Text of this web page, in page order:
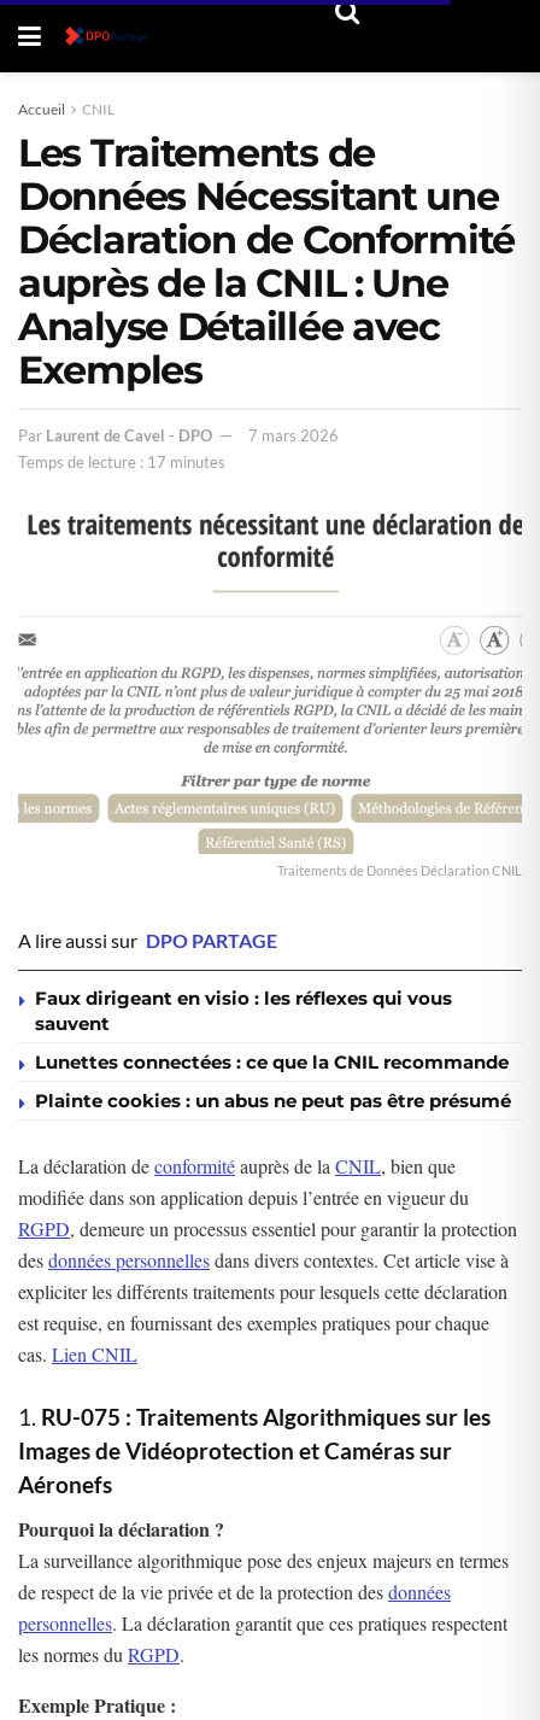
Accueil CNIL
Les Traitements de
Données Nécessitant une
Déclaration de Conformité
auprès de la CNIL : Une
Analyse Détaillée avec
Exemples
Par Laurent de Cavel - DPO
7 mars 2026
Temps de lecture : 17 minutes
Traitements de Données Déclaration CNIL
A lire aussi sur DPO PARTAGE
Faux dirigeant en visio : les réflexes qui vous
sauvent
Lunettes connectées : ce que la CNIL recommande
Plainte cookies : un abus ne peut pas être présumé
La déclaration deconformitéauprès de la CNIL, bien que
modifiée dans son application depuis l’entrée en vigueur du
RGPD, demeure un processus essentiel pour garantir la protection
desdonnées personnellesdans divers contextes. Cet article vise à
expliciter les différents traitements pour lesquels cette déclaration
est requise, en fournissant des exemples pratiques pour chaque
cas. Lien CNIL
1. RU-075 : Traitements Algorithmiques sur les
Images de Vidéoprotection et Caméras sur
Aéronefs
Pourquoi la déclaration ?
La surveillance algorithmique pose des enjeux majeurs en termes
de respect de la vie privée et de la protection desdonnées
personnelles. La déclaration garantit que ces pratiques respectent
les normes du RGPD.
Exemple Pratique :